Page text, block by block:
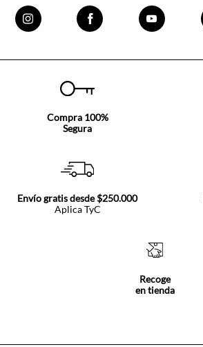
Compra 100%
Segura
Envío gratis desde $250.000
Aplica TyC
Recoge
en tienda